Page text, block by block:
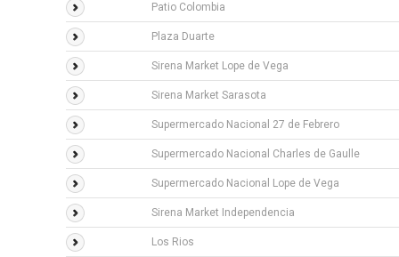
Patio Colombia
Plaza Duarte
Sirena Market Lope de Vega
Sirena Market Sarasota
Supermercado Nacional 27 de Febrero
Supermercado Nacional Charles de Gaulle
Supermercado Nacional Lope de Vega
Sirena Market Independencia
Los Rios